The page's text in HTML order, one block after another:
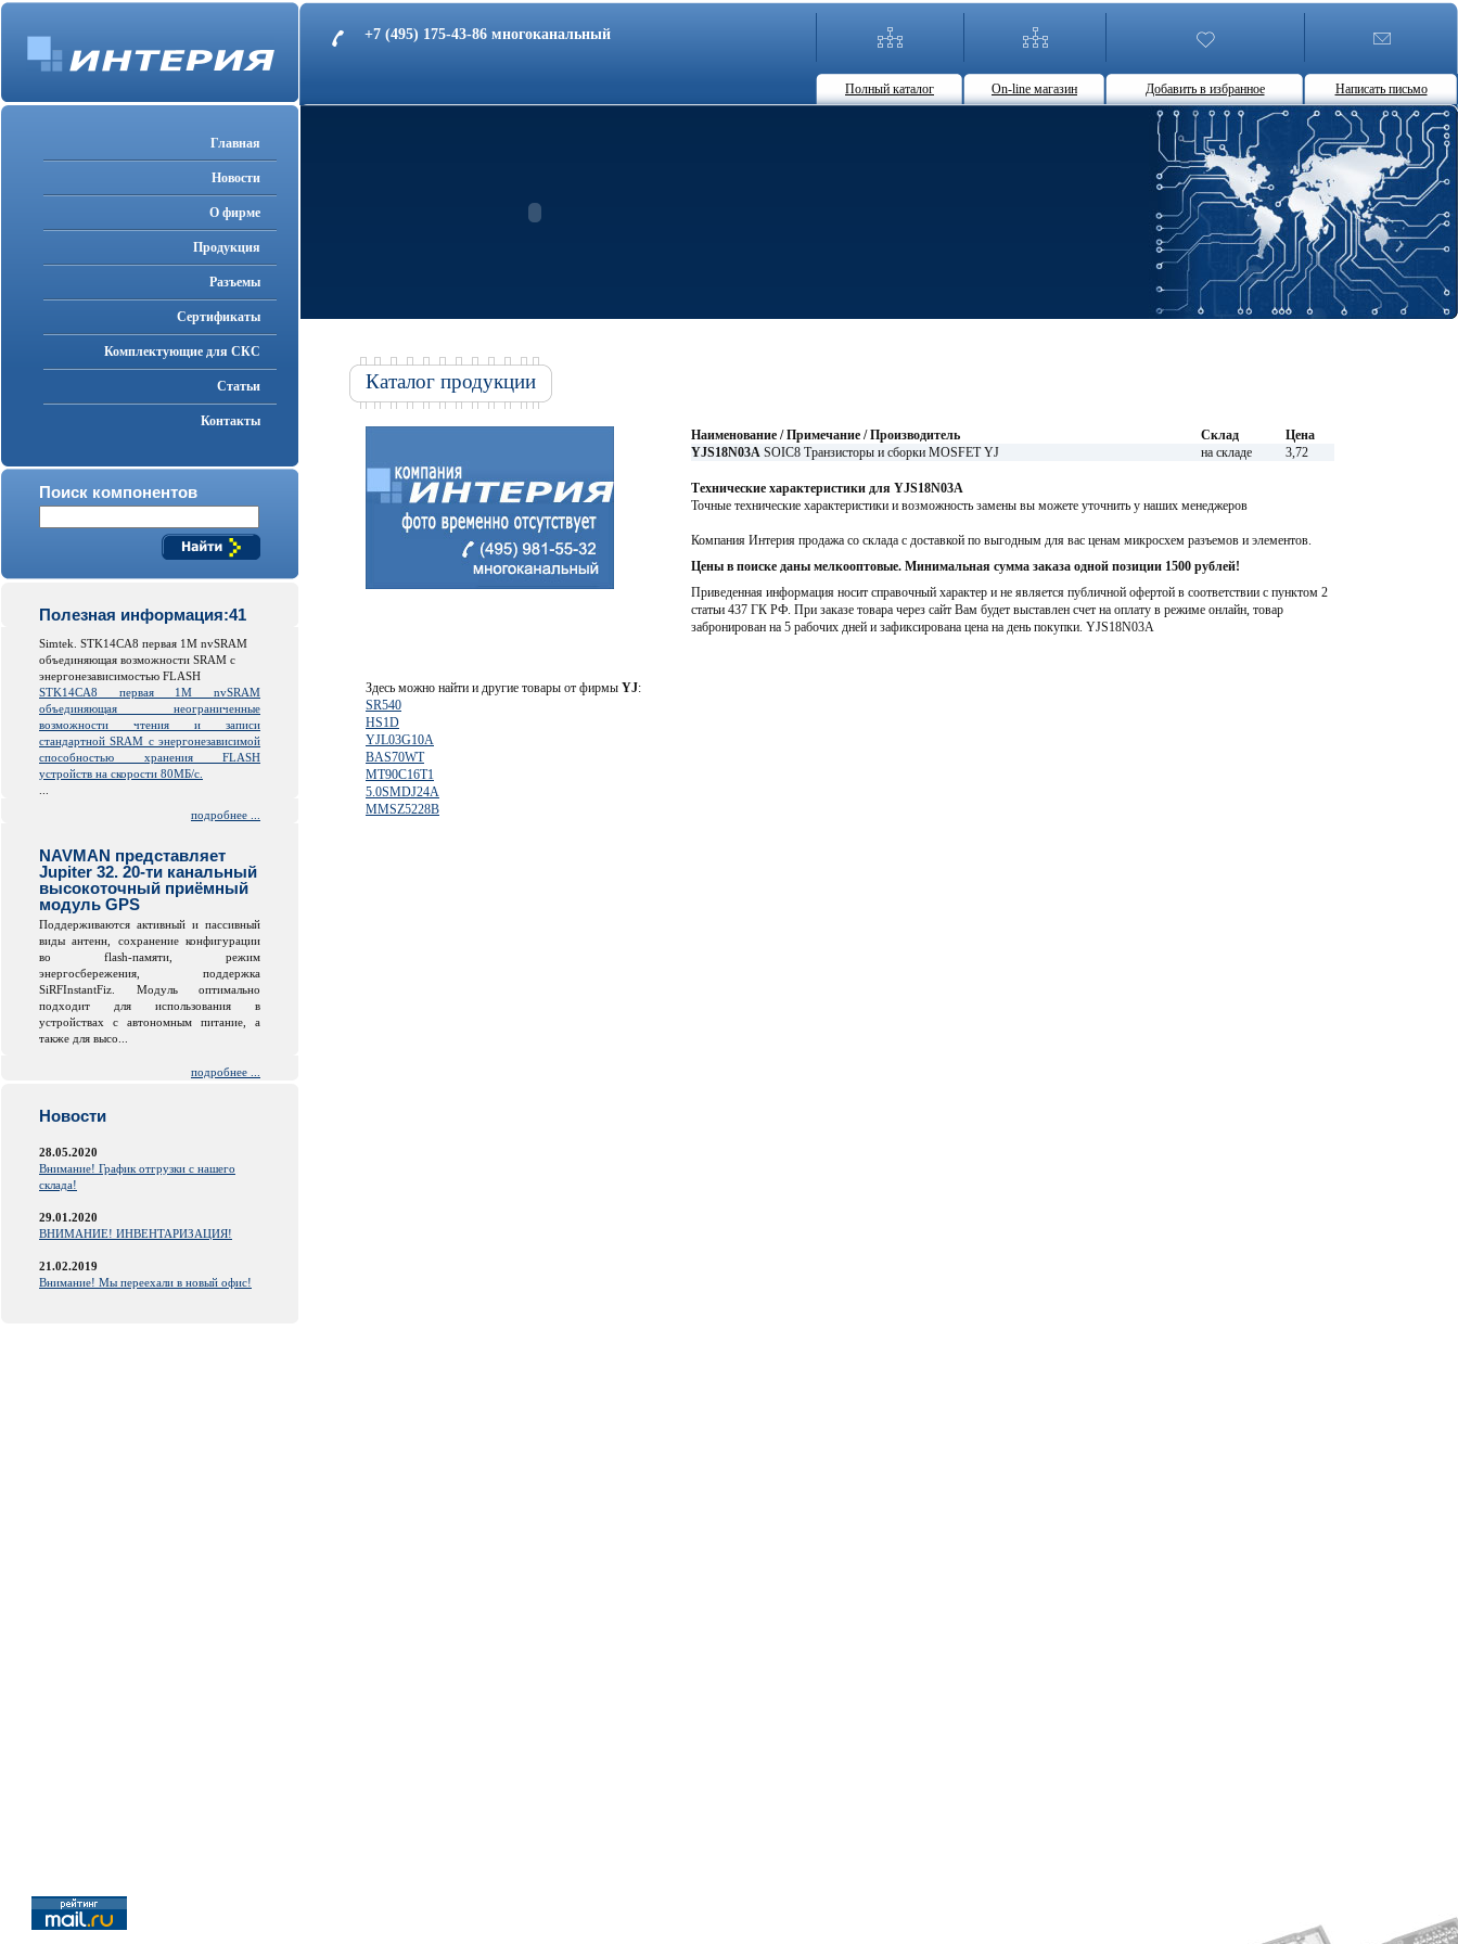
+7 (495) 175-43-86 многоканальный
Полный каталог On-line магазин Добавить в избранное Написать письмо
Главная
Новости
О фирме
Продукция
Разъемы
Cертификаты
Комплектующие для СКС
Статьи
Контакты
Поиск компонентов
Полезная информация:41
Simtek. STK14CA8 первая 1M nvSRAM
объединяющая возможности SRAM с
энергонезависимостью FLASH
STK14CA8 первая 1M nvSRAM
объединяющая неограниченные
возможности чтения и записи
стандартной SRAM с энергонезависимой
способностью хранения FLASH
устройств на скорости 80МБ/с.
подробнее ...
NAVMAN представляет
Jupiter 32. 20-ти канальный
высокоточный приёмный
модуль GPS
Поддерживаются активный и пассивный
виды антенн, сохранение конфигурации
во flash-памяти, режим
энергосбережения, поддержка
SiRFInstantFiz. Модуль оптимально
подходит для использования в
устройствах с автономным питание, а
также для высо...
подробнее ...
Новости
28.05.2020
Внимание! График отгрузки с нашего
склада!
29.01.2020
ВНИМАНИЕ! ИНВЕНТАРИЗАЦИЯ!
21.02.2019
Внимание! Мы переехали в новый офис!
Каталог продукции
Наименование / Примечание / Производитель Склад
Цена
YJS18N03A SOIC8 Транзисторы и сборки MOSFET YJ на складе 3,72
Технические характеристики для YJS18N03A
Точные технические характеристики и возможность замены вы можете уточнить у наших менеджеров
Компания Интерия продажа со склада с доставкой по выгодным для вас ценам микросхем разъемов и элементов.
Цены в поиске даны мелкооптовые. Минимальная сумма заказа одной позиции 1500 рублей!
Приведенная информация носит справочный характер и не является публичной офертой в соответствии с пунктом 2
статьи 437 ГК РФ. При заказе товара через сайт Вам будет выставлен счет на оплату в режиме онлайн, товар
забронирован на 5 рабочих дней и зафиксирована цена на день покупки. YJS18N03A
Здесь можно найти и другие товары от фирмы YJ:
SR540
HS1D
YJL03G10A
BAS70WT
MT90C16T1
5.0SMDJ24A
MMSZ5228B